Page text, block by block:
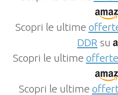
Scopri le ultime
DDR su
Scopri le ultime
Scopri le ultime